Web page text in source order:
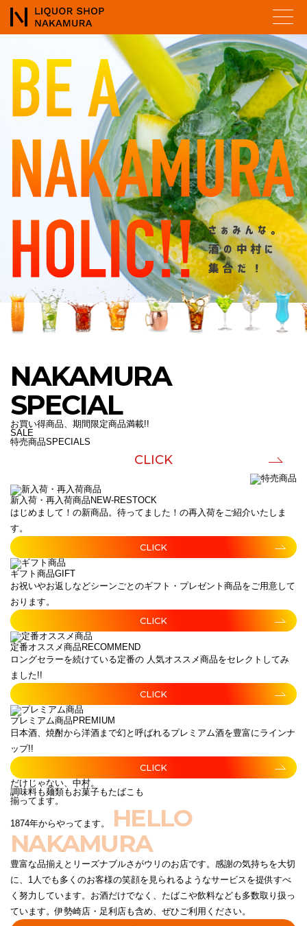
NAKAMURA
SPECIAL
お買い得商品、期間限定商品満載!!
SALE
特売商品SPECIALS
CLICK
新入荷・再入荷商品 NEW-RESTOCK
はじめまして！の新商品。待ってました！の再入荷をご紹介いたしま
す。
CLICK
ギフト商品GIFT
お祝いやお返しなどシーンごとのギフト・プレゼント商品をご用意して
おります。
CLICK
定番オススメ商品 RECOMMEND
ロングセラーを続けている定番の 人気オススメ商品をセレクトしてみ
ました!!
CLICK
プレミアム商品 PREMIUM
日本酒、焼酎から洋酒まで幻と呼ばれるプレミアム酒を豊富にラインナ
ップ!!
CLICK
だけじゃない、中村。
調味料も麺類もお菓子もたばこも
揃ってます。
1874年からやってます。
HELLO
NAKAMURA
豊富な品揃えとリーズナブルさがウリのお店です。感謝の気持ちを大切
に、1人でも多くのお客様の笑顔を見られるようなサービスを提供すべ
く努力しています。お酒だけでなく、たばこや飲料なども多数取り扱っ
ています。伊勢崎店・足利店も含め、ぜひご利用ください。